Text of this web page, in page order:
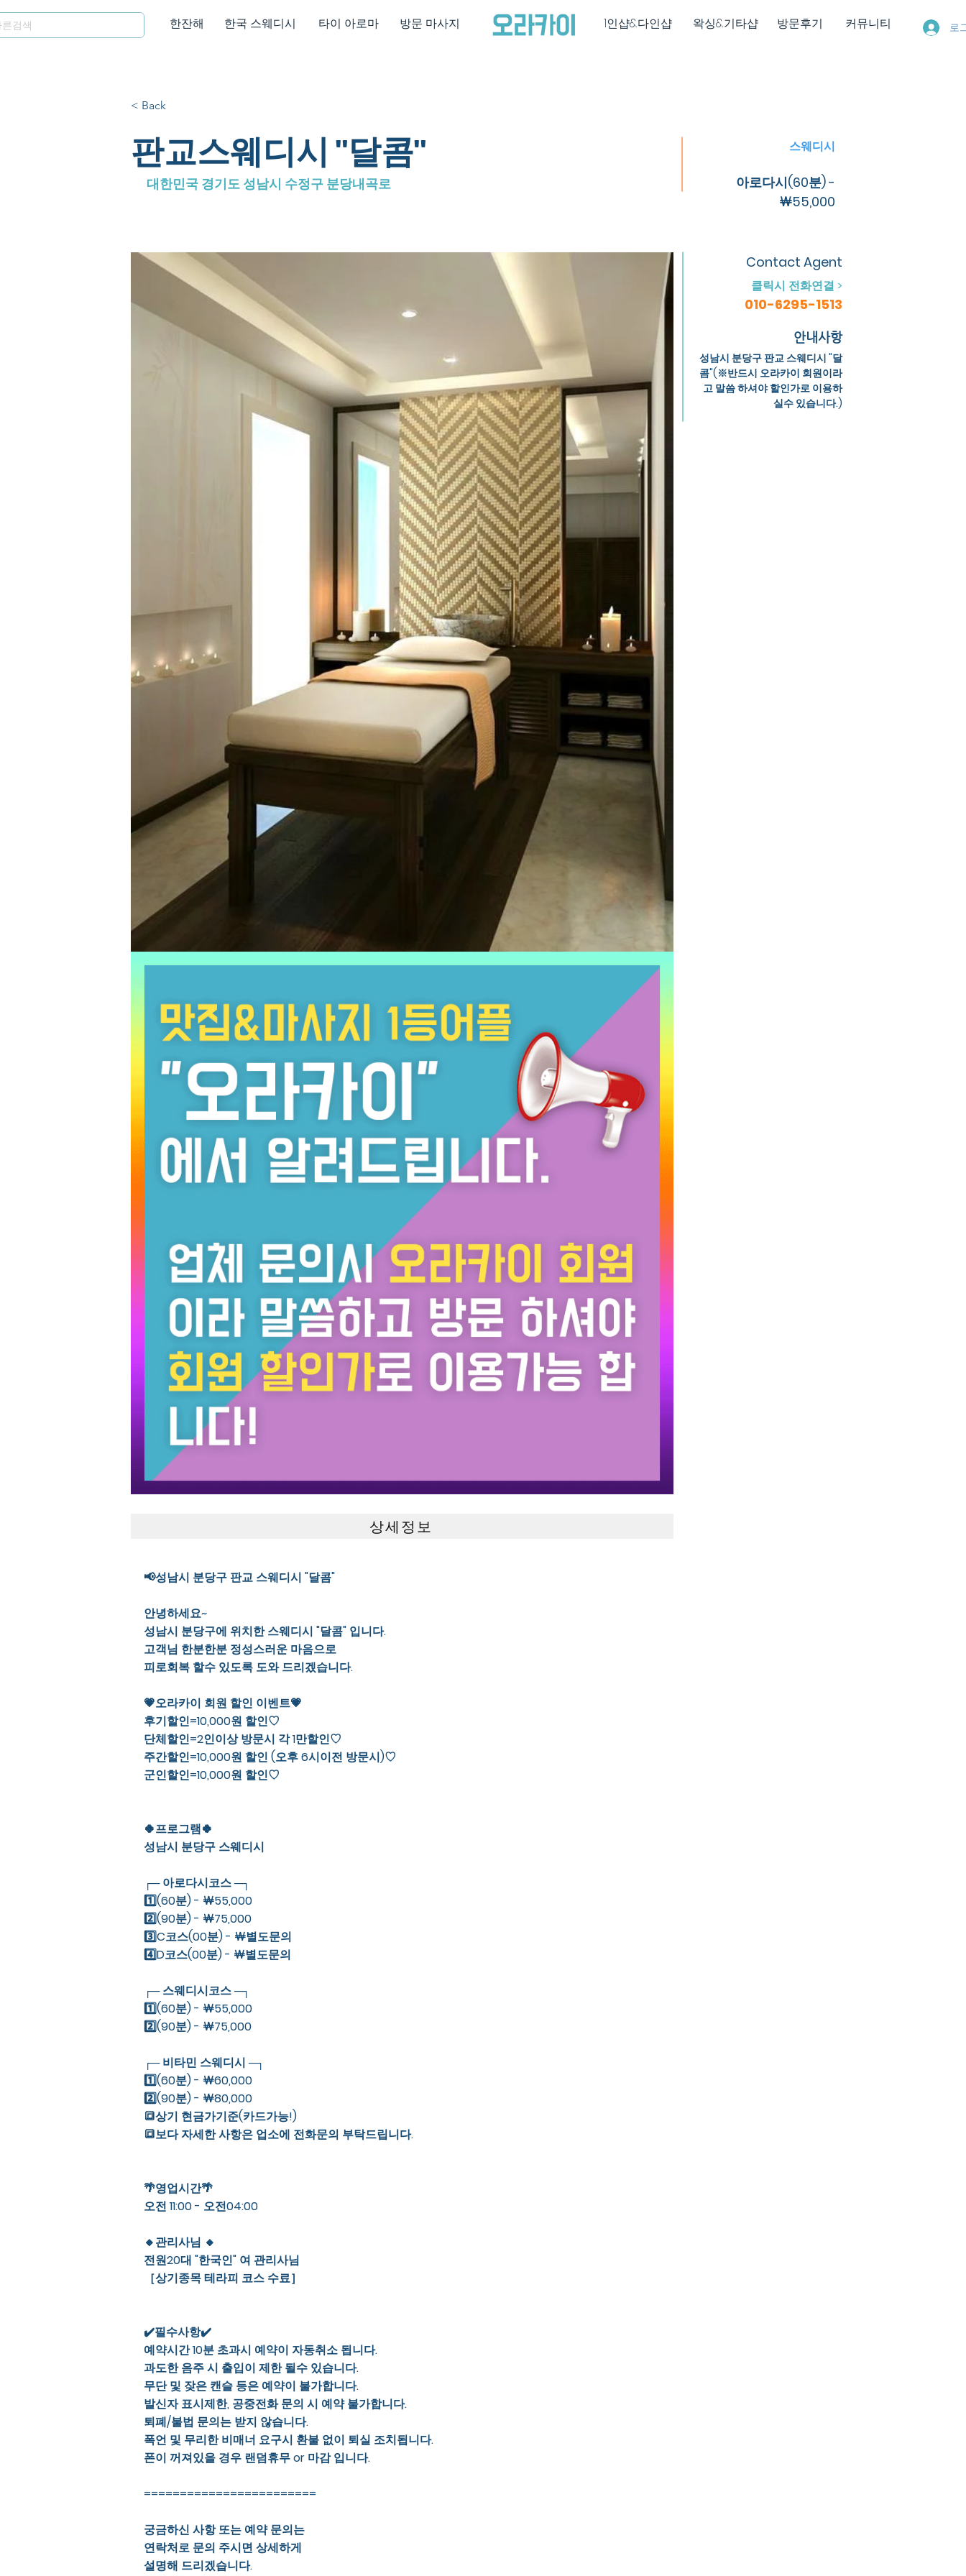
한국 스웨디시
한잔해 타이 아로마 방문 마사지 1인샵&다인샵 왁싱&기타샵 방문후기 커뮤니티 로
< Back
판교스웨디시 "달콤"
대한민국 경기도 성남시 수정구 분당내곡로
스웨디시
아로다시(60분) -
￦55,000
Contact Agent
클릭시 전화연결 >
010-6295-1513
성남시 분당구 판교 스웨디시 "달
콤"(※반드시 오라카이 회원이라
고 말씀 하셔야 할인가로 이용하
실수 있습니다.)
안내사항
상세정보
📢성남시 분당구 판교 스웨디시 "달콤"
안녕하세요~
성남시 분당구에 위치한 스웨디시 "달콤" 입니다.
고객님 한분한분 정성스러운 마음으로
피로회복 할수 있도록 도와 드리겠습니다.
💗오라카이 회원 할인 이벤트💗
후기할인=10,000원 할인♡
단체할인=2인이상 방문시 각 1만할인♡
주간할인=10,000원 할인 (오후 6시이전 방문시)♡
군인할인=10,000원 할인♡
🍀프로그램🍀
성남시 분당구 스웨디시
┌─ 아로다시코스 ─┐
1️⃣(60분) - ￦55,000
2️⃣(90분) - ￦75,000
3️⃣C코스(00분) - ￦별도문의
4️⃣D코스(00분) - ￦별도문의
┌─ 스웨디시코스 ─┐
1️⃣(60분) - ￦55,000
2️⃣(90분) - ￦75,000
┌─ 비타민 스웨디시 ─┐
1️⃣(60분) - ￦60,000
2️⃣(90분) - ￦80,000
🔳상기 현금가기준(카드가능!)
🔳보다 자세한 사항은 업소에 전화문의 부탁드립니다.
🌴영업시간🌴
오전 11:00 - 오전04:00
🔸관리사님 🔸
전원20대 "한국인" 여 관리사님
［상기종목 테라피 코스 수료］
✔️필수사항✔️
예약시간 10분 초과시 예약이 자동취소 됩니다.
과도한 음주 시 출입이 제한 될수 있습니다.
무단 및 잦은 캔슬 등은 예약이 불가합니다.
발신자 표시제한, 공중전화 문의 시 예약 불가합니다.
퇴폐/불법 문의는 받지 않습니다.
폭언 및 무리한 비매너 요구시 환불 없이 퇴실 조치됩니다.
폰이 꺼져있을 경우 랜덤휴무 or 마감 입니다.
========================
궁금하신 사항 또는 예약 문의는
연락처로 문의 주시면 상세하게
설명해 드리겠습니다.